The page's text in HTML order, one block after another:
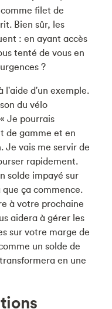
filet de
Bien sûr, les
: en ayant accès
tenté de vous en
?
l'aide d'un exemple.
du vélo
Je pourrais
de gamme et en
Je vais me servir de
rapidement.
solde impayé sur
ça commence.
à votre prochaine
aidera à gérer les
sur votre marge de
un solde de
en une